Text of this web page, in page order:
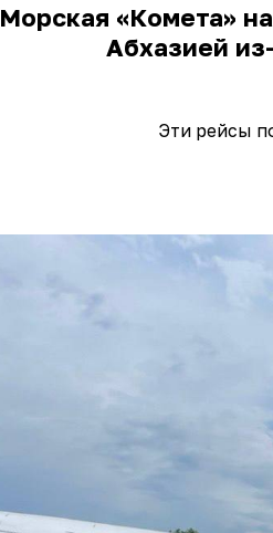
Морская «Комета»
Абхазией
Эти рейсы